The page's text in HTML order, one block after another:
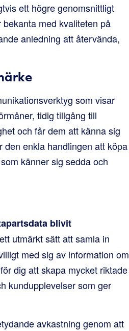
ett högre genomsnittligt
med kvaliteten på
anledning att återvända,
som visar
tidig tillgång till
och får dem att känna sig
enkla handlingen att köpa
känner sig sedda och
blivit
utmärkt sätt att samla in
med sig av information om
dig att skapa mycket riktade
kundupplevelser som ger
avkastning genom att